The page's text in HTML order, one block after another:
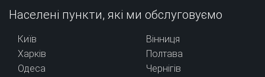
Населені пункти, які ми обслуговуємо
Київ
Харків
Одеса
Вінниця
Полтава
Чернігів